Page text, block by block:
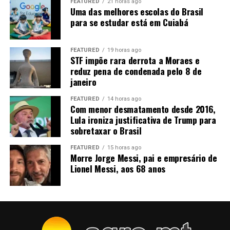
Fonte:Informativo CEEMA UNIJUÍ, do prof. Dr.
Argemiro Luís Brum¹
1–Professor Titular do PPGDR da UNIJUÍ, doutor em
Economia Internacional pela EHESS de Paris-França,
coordenador, pesquisador e analista de mercado da
CEEMA (FIDENE/UNIJUÍ).
Uma das melhores escolas do Brasil
para se estudar está em Cuiabá
FEATURED 19 horas ago
STF impõe rara derrota a Moraes e
reduz pena de condenada pelo 8 de
janeiro
FEATURED 14 horas ago
Com menor desmatamento desde 2016,
Lula ironiza justificativa de Trump para
sobretaxar o Brasil
FEATURED 15 horas ago
Morre Jorge Messi, pai e empresário de
Lionel Messi, aos 68 anos